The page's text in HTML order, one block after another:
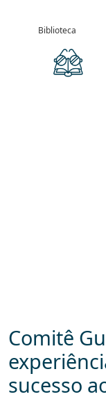
Biblioteca
Comitê
sucesso